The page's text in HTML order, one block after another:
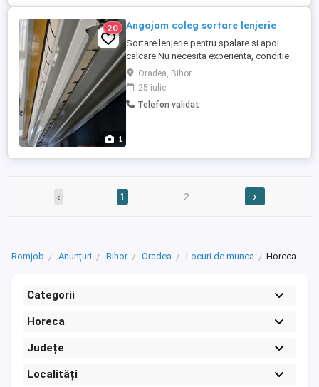
...
1
20 Angajam coleg sortare lenjerie
Sortare lenjerie pentru spalare si apoi
calcare Nu necesita experienta, conditie
fizica buna. Orar 8-17 Luni - Vineri,
Sambete necesare in se,on suplimentar
Oradea, Bihor
25 iulie
Telefon validat
‹ 1 2 ›
Romjob Anunțuri Bihor Oradea Locuri de munca Horeca
Categorii
Horeca
Județe
Localități